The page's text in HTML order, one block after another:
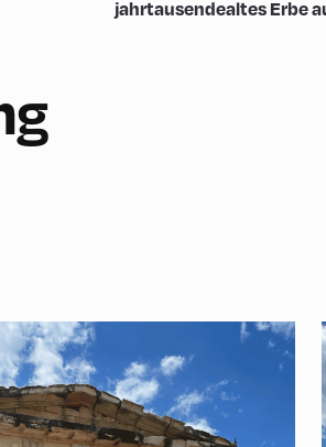
jahrtausendealtes Erbe